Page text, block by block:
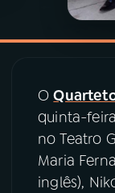
PRÊMIO
ACOMPANHE A
YouTube
O
quinta-
no Teatro
Maria
inglês),